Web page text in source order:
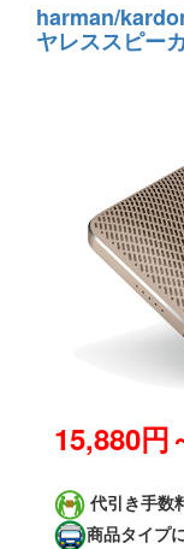
harman/
ヤレススピー
15,880円
代引き手数
商品タイプ